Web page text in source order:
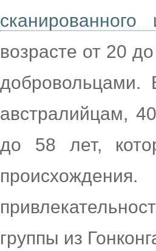
сканированного
возрасте от 20
австралийцам,
до 58 лет,
группы из